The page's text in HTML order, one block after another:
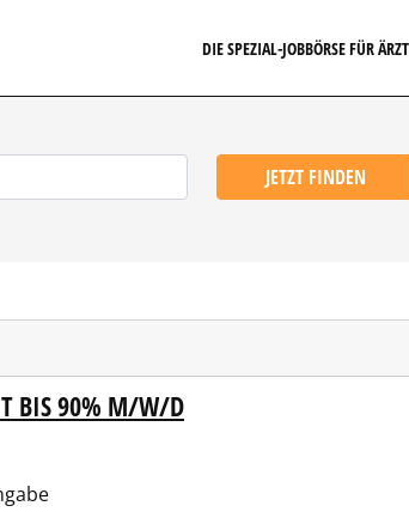
DIE SPEZIAL-JOBBÖRSE FÜR
JETZT FINDEN
BIS 90% M/W/D